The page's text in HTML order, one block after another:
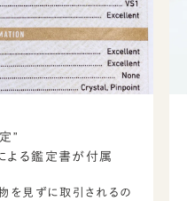
”
よる鑑定書が付属
を見ずに取引されるの